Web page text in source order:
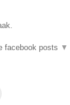
facebook posts ▼